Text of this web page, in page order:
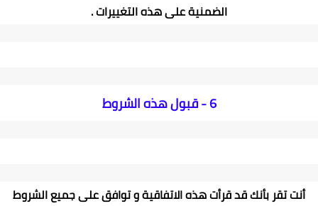
الضمنية على هذه التغييرات .
6 - قبول هذه الشروط
أنت تقر بأنك قد قرأت هذه الاتفاقية و توافق على جميع الشروط